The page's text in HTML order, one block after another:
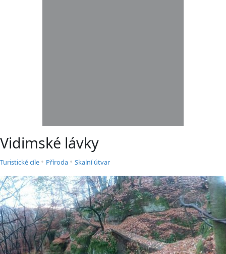
Vidimské lávky
Turistické cíle • Příroda • Skalní útvar